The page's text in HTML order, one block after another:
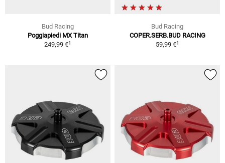
Bud Racing
Poggiapiedi MX Titan
249,99 €1
Bud Racing
COPER.SERB.BUD RACING
59,99 €1